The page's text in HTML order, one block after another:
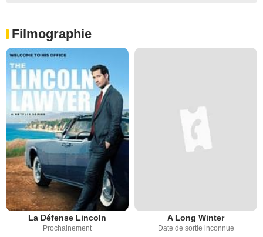
Filmographie
La Défense Lincoln
Prochainement
A Long Winter
Date de sortie inconnue